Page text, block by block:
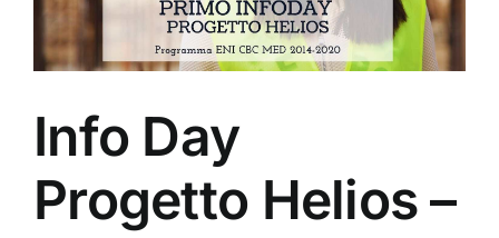
Info Day
Progetto Helios –